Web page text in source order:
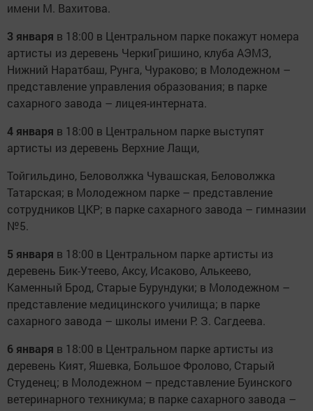
имени М. Вахитова.
3 января в 18:00 в Центральном парке покажут номера
артисты из деревень ЧеркиГришино, клуба АЭМЗ,
Нижний Наратбаш, Рунга, Чураково; в Молодежном –
представление управления образования; в парке
сахарного завода – лицея-интерната.
4 января в 18:00 в Центральном парке выступят
артисты из деревень Верхние Лащи,
Тойгильдино, Беловолжка Чувашская, Беловолжка
Татарская; в Молодежном парке – представление
сотрудников ЦКР; в парке сахарного завода – гимназии
№5.
5 января в 18:00 в Центральном парке артисты из
деревень Бик-Утеево, Аксу, Исаково, Алькеево,
Каменный Брод, Старые Бурундуки; в Молодежном –
представление медицинского училища; в парке
сахарного завода – школы имени Р. З. Сагдеева.
6 января в 18:00 в Центральном парке артисты из
деревень Кият, Яшевка, Большое Фролово, Старый
Студенец; в Молодежном – представление Буинского
ветеринарного техникума; в парке сахарного завода –